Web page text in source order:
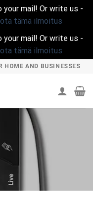
your mail! Or write us -
tämä ilmoitus
your mail! Or write us -
tämä ilmoitus
HOME AND BUSINESSES